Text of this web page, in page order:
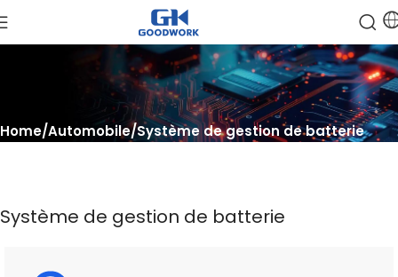
Home Automobile Système de gestion de batterie
Système de gestion de batterie